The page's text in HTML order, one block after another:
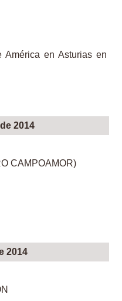
América en Asturias en
2014
CAMPOAMOR)
2014